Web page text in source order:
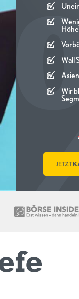
Wall
Wir
JETZT